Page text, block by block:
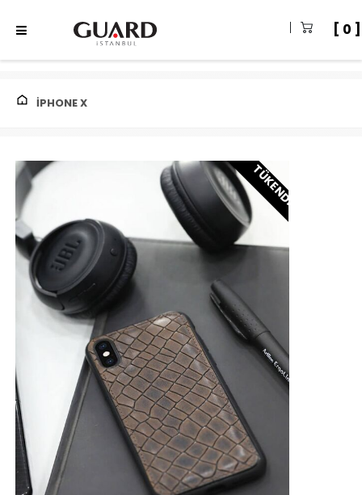
0
IPHONE X
TÜKENDI